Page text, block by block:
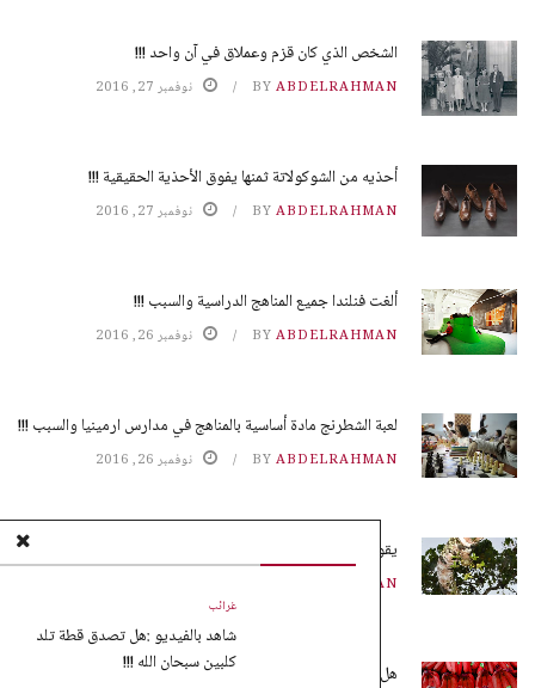
غرائب
شاهد بالفيديو :هل تصدق قطة تلد
كلبين سبحان الله !!!
الشخص الذي كان قزم وعملاق في آن واحد !!!
BY ABDELRAHMAN نوفمبر 27, 2016
أحذيه من الشوكولاتة ثمنها يفوق الأحذية الحقيقية !!!
BY ABDELRAHMAN نوفمبر 27, 2016
ألغت فنلندا جميع المناهج الدراسية والسبب !!!
BY ABDELRAHMAN نوفمبر 26, 2016
لعبة الشطرنج مادة أساسية بالمناهج في مدارس ارمينيا والسبب !!!
BY ABDELRAHMAN نوفمبر 26, 2016
يقوم النمل بزراعة محاصيله بدون تربة !!!
ABDELRAHMAN
هل تعلم ماهو الموز الأحمر !!!